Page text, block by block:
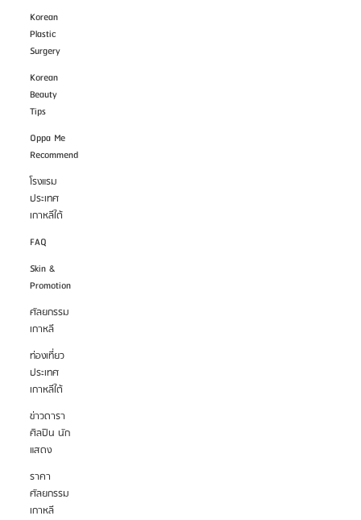
Korean
Plastic
Surgery
Korean
Beauty
Tips
Oppa Me
Recommend
โรงแรม
ประเทศ
เกาหลีใต้
FAQ
Skin &
Promotion
ศัลยกรรม
เกาหลี
ท่องเที่ยว
ประเทศ
เกาหลีใต้
ข่าวดารา
ศิลปิน นัก
แสดง
ราคา
ศัลยกรรม
เกาหลี